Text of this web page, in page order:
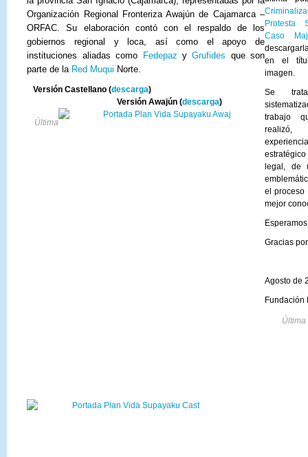
Organización Regional Fronteriza Awajún de Cajamarca –
ORFAC. Su elaboración contó con el respaldo de los
gobiernos regional y loca, así como el apoyo de
instituciones aliadas como
Fedepaz yGrufides que son
parte de la Red Muqui Norte.
Versión Castellano (descarga)
Versión Awajún (descarga)
Última
Caso
en el
imagen.
Se
trabajo
legal, de
el proceso
mejor
Gracias
Agosto de
Fundación